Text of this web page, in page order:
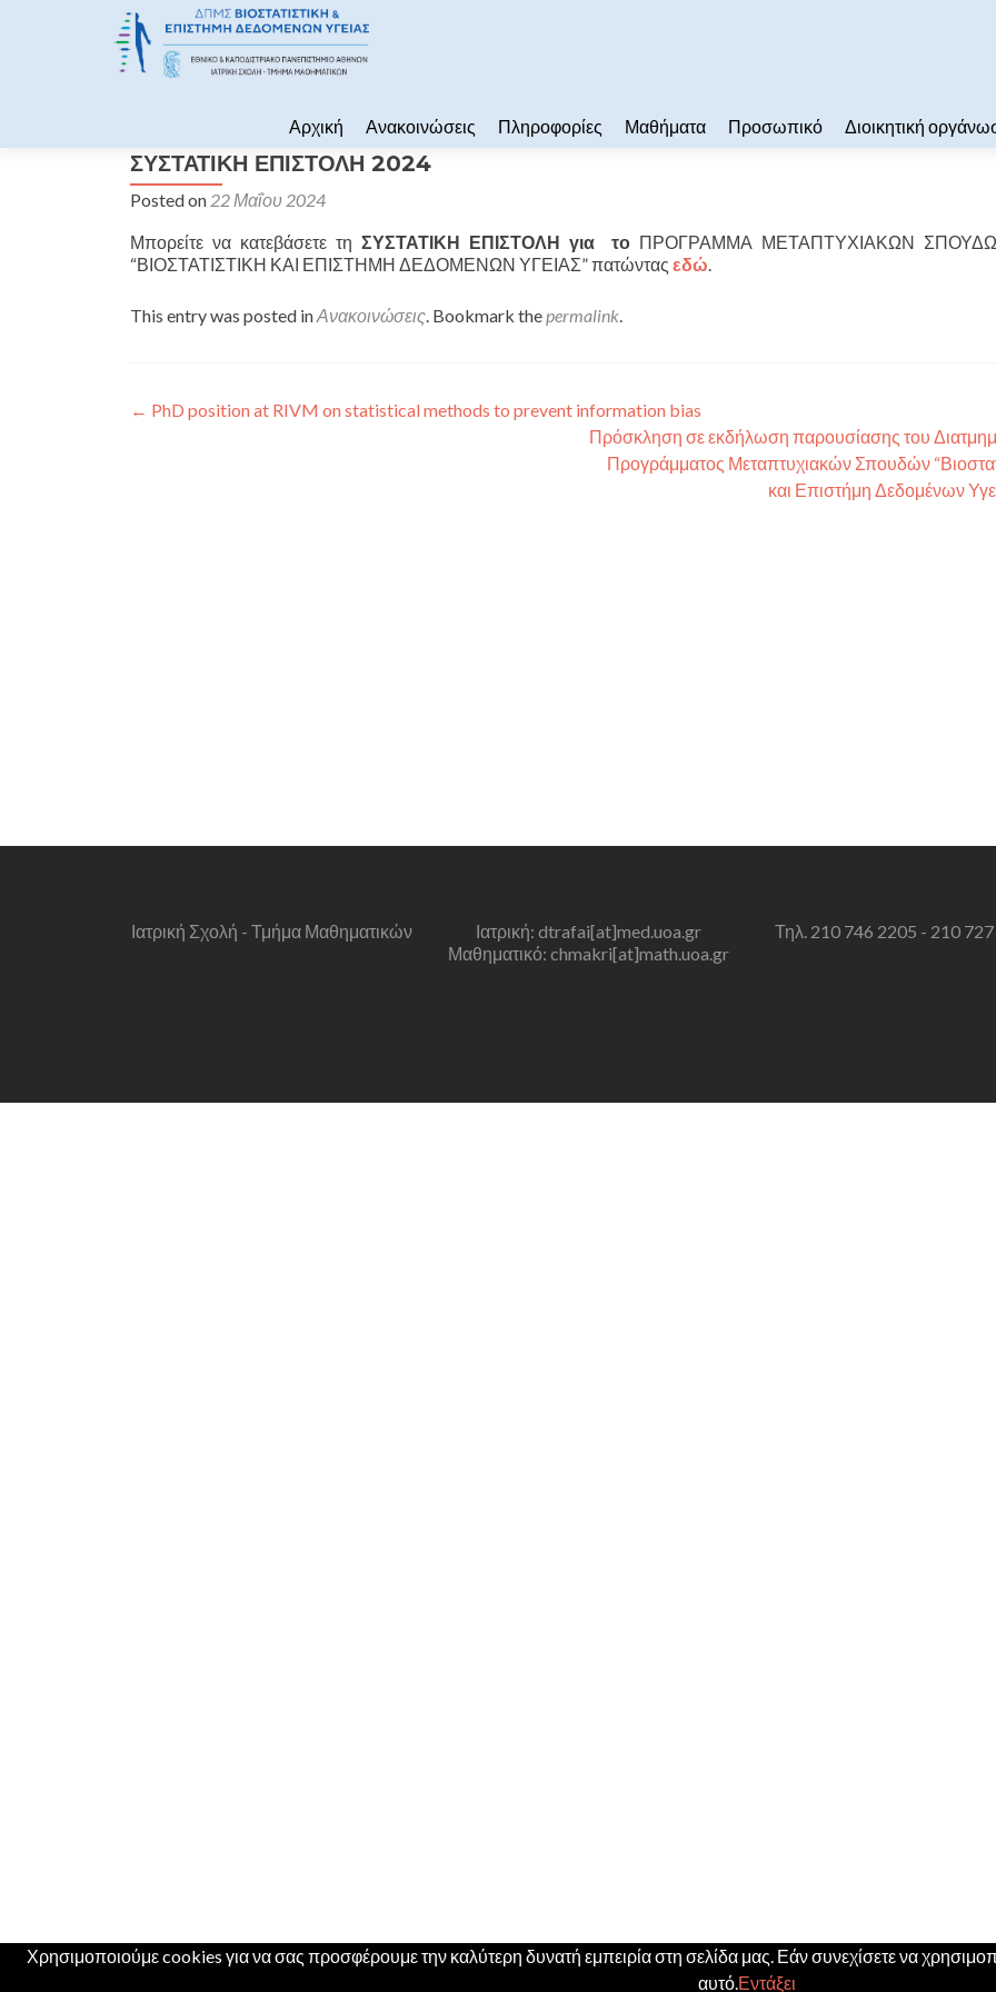
Αρχική
Ανακοινώσεις Πληροφορίες Μαθήματα Προσωπικό Διοικητική
ΣΥΣΤΑΤΙΚΗ ΕΠΙΣΤΟΛΗ 2024
Posted on 22 Μαΐου 2024
Μπορείτε να κατεβάσετε τη ΣΥΣΤΑΤΙΚΗ ΕΠΙΣΤΟΛΗ για το ΠΡΟΓΡΑΜΜΑ ΜΕΤΑΠΤΥΧΙΑΚΩΝ
“ΒΙΟΣΤΑΤΙΣΤΙΚΗ ΚΑΙ ΕΠΙΣΤΗΜΗ ΔΕΔΟΜΕΝΩΝ ΥΓΕΙΑΣ” πατώντας εδώ.
This entry was posted inΑνακοινώσεις. Bookmark thepermalink.
Πλοήγηση άρθρων
← PhD position at RIVM on statistical methods to prevent information bias
Πρόσκληση σε εκδήλωση παρουσίασης του
Προγράμματος Μεταπτυχιακών Σπουδών
και Επιστήμη Δεδομένων
Ιατρική Σχολή - Τμήμα Μαθηματικών
Ιατρική: dtrafai[at]med.uoa.gr
Μαθηματικό: chmakri[at]math.uoa.gr
Τηλ. 210 746 2205 - 210
Χρησιμοποιούμε cookies για να σας προσφέρουμε την καλύτερη δυνατή εμπειρία στη σελίδα μας. Εάν συνεχίσετε να
αυτό.Εντάξει